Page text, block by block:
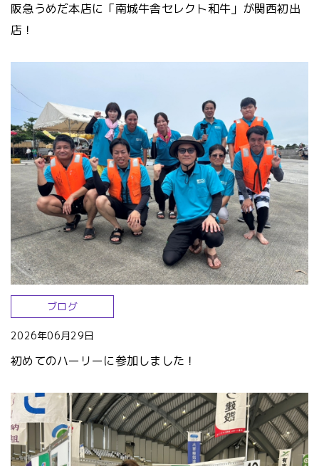
阪急うめだ本店に「南城牛舎セレクト和牛」が関西初出
店！
ブログ
2026年06月29日
初めてのハーリーに参加しました！